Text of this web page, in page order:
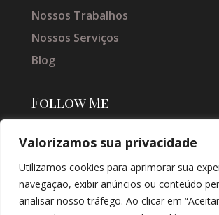
Valorizamos sua privacidade
Utilizamos cookies para aprimorar sua
navegação, exibir anúncios ou conteúdo
analisar nosso tráfego. Ao clicar em
Nossos Trabalhos
Nossos Serviços
Blog
Follow Me